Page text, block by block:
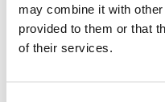
may combine it with
provided to them or that
of their services.
70 % for
investeringen er et viktig